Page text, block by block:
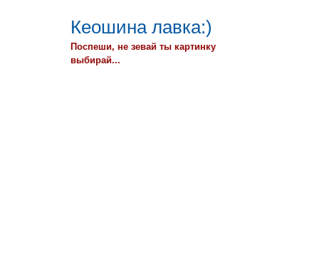
Кеошина лавка:)
Поспеши, не зевай ты картинку
выбирай...